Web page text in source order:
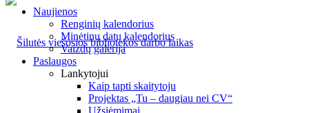
Naujienos
Renginių kalendorius
Minėtinų datų kalendorius
Vaizdų galerija
Paslaugos
Lankytojui
Kaip tapti skaitytoju
Projektas „Tu – daugiau nei CV“